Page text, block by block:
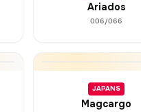
Ariados
006/066
JAPANS
Magcargo